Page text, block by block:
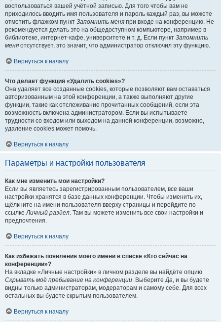
воспользоваться вашей учётной записью. Для того чтобы вам не
приходилось вводить имя пользователя и пароль каждый раз, вы можете
отметить флажком пункт Запомнить меня при входе на конференцию. Не
рекомендуется делать это на общедоступном компьютере, например в
библиотеке, интернет-кафе, университете и т. д. Если пункт Запомнить
меня отсутствует, это значит, что администратор отключил эту функцию.
Вернуться к началу
Что делает функция «Удалить cookies»?
Она удаляет все созданные cookies, которые позволяют вам оставаться
авторизованным на этой конференции, а также выполняют другие
функции, такие как отслеживание прочитанных сообщений, если эта
возможность включена администратором. Если вы испытываете
трудности со входом или выходом на данной конференции, возможно,
удаление cookies может помочь.
Вернуться к началу
Параметры и настройки пользователя
Как мне изменить мои настройки?
Если вы являетесь зарегистрированным пользователем, все ваши
настройки хранятся в базе данных конференции. Чтобы изменить их,
щёлкните на имени пользователя вверху страницы и перейдите по
ссылкеЛичный раздел. Там вы можете изменить все свои настройки и
предпочтения.
Вернуться к началу
Как избежать появления моего имени в списке «Кто сейчас на
конференции»?
На вкладке «Личные настройки» в личном разделе вы найдёте опцию
Скрывать моё пребывание на конференции. ВыберитеДа, и вы будете
видны только администраторам, модераторам и самому себе. Для всех
остальных вы будете скрытым пользователем.
Вернуться к началу